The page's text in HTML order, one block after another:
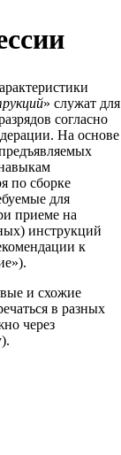
» служат для
согласно
На основе
по сборке
для
приеме на
инструкций
к
и схожие
в разных
через